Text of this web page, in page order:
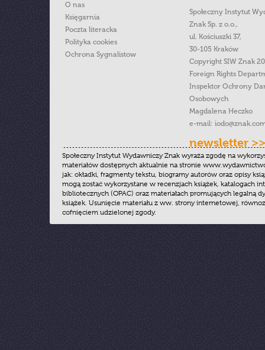
O nas
Księgarnia
Poczta literacka
Polityka cookies
Ochrona Sygnalistow
Społeczny Instytut
Znak Sp. z o.o.,
ul. Kościuszki 37,
30-105 Kraków
Copyright SIW Znak
Foreign Rights
Inspektor Ochrony
Osobowych
Magdalena Heczko
e-mail:
newsletter >>
Społeczny Instytut Wydawniczy Znak wyraża zgodę na
materiałów dostępnych aktualnie na stronie
jak: okładki, fragmenty tekstu, biogramy autorów oraz opisy
mogą zostać wykorzystane w recenzjach książek, katalogach
bibliotecznych (OPAC) oraz materiałach promujących legalną
książek. Usunięcie materiału z ww. strony internetowej,
cofnięciem udzielonej zgody.